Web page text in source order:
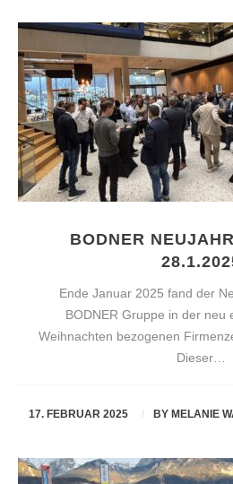
BODNER
Ende Januar 2025 fand der
BODNER Gruppe in der neu
Weihnachten bezogenen
Dieser…
17. FEBRUAR 2025 BYMELANIE